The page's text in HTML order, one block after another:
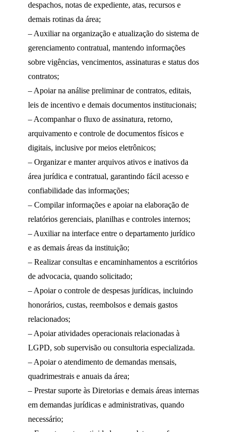
despachos, notas de expediente, atas, recursos e
demais rotinas da área;
– Auxiliar na organização e atualização do sistema de
gerenciamento contratual, mantendo informações
sobre vigências, vencimentos, assinaturas e status dos
contratos;
– Apoiar na análise preliminar de contratos, editais,
leis de incentivo e demais documentos institucionais;
– Acompanhar o fluxo de assinatura, retorno,
arquivamento e controle de documentos físicos e
digitais, inclusive por meios eletrônicos;
– Organizar e manter arquivos ativos e inativos da
área jurídica e contratual, garantindo fácil acesso e
confiabilidade das informações;
– Compilar informações e apoiar na elaboração de
relatórios gerenciais, planilhas e controles internos;
– Auxiliar na interface entre o departamento jurídico
e as demais áreas da instituição;
– Realizar consultas e encaminhamentos a escritórios
de advocacia, quando solicitado;
– Apoiar o controle de despesas jurídicas, incluindo
honorários, custas, reembolsos e demais gastos
relacionados;
– Apoiar atividades operacionais relacionadas à
LGPD, sob supervisão ou consultoria especializada.
– Apoiar o atendimento de demandas mensais,
quadrimestrais e anuais da área;
– Prestar suporte às Diretorias e demais áreas internas
em demandas jurídicas e administrativas, quando
necessário;